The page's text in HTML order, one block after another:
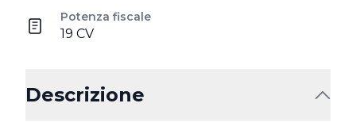
Potenza fiscale
19 CV
Descrizione